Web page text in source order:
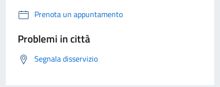
Prenota un appuntamento
Problemi in città
Segnala disservizio